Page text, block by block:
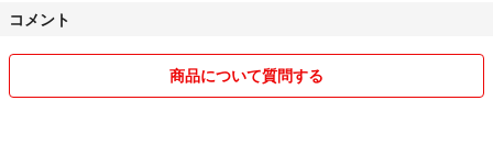
コメント
商品について質問する